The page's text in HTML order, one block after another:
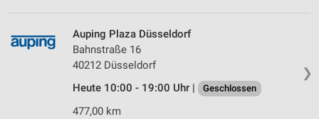
❯
Auping Plaza Düsseldorf
Bahnstraße 16
40212 Düsseldorf
Heute 10:00 - 19:00 Uhr |
Geschlossen
477,00 km